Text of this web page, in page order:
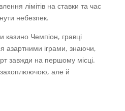
лімітів на ставки та час
небезпек.
казино Чемпіон, гравці
азартними іграми, знаючи,
завжди на першому місці.
захоплюючою, але й